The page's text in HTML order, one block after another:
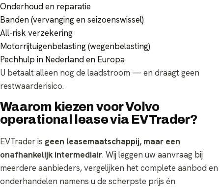
Onderhoud en reparatie
Banden (vervanging en seizoenswissel)
All-risk verzekering
Motorrijtuigenbelasting (wegenbelasting)
Pechhulp in Nederland en Europa
U betaalt alleen nog de laadstroom — en draagt geen
restwaarderisico.
Waarom kiezen voor Volvo
operational lease via EVTrader?
EVTrader is geen leasemaatschappij, maar een
onafhankelijk intermediair. Wij leggen uw aanvraag bij
meerdere aanbieders, vergelijken het complete aanbod en
onderhandelen namens u de scherpste prijs én